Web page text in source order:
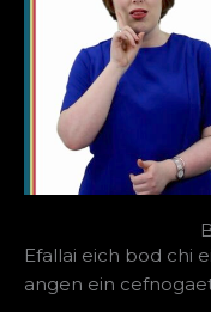
Efallai eich bod chi
angen ein